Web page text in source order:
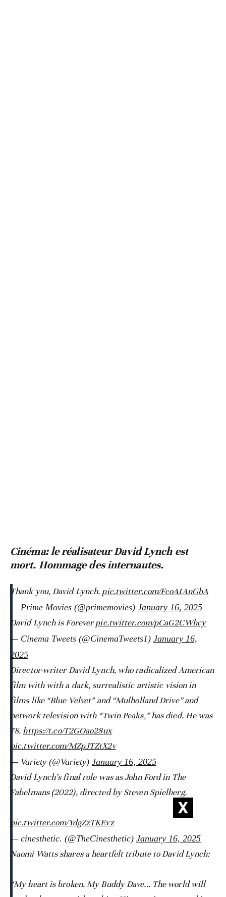
Cinéma: le réalisateur David Lynch est
mort. Hommage des internautes.
Thank you, David Lynch. pic.twitter.com/FcoAIAnGbA
— Prime Movies (@primemovies) January 16, 2025
David Lynch is Foreverpic.twitter.com/pCaG2CWhcy
— Cinema Tweets (@CinemaTweets1) January 16,
2025
Director-writer David Lynch, who radicalized American
film with with a dark, surrealistic artistic vision in
films like “Blue Velvet” and “Mulholland Drive” and
network television with “Twin Peaks,” has died. He was
78.https://t.co/T2GOao28ux
pic.twitter.com/MZpJTZtX2v
— Variety (@Variety) January 16, 2025
David Lynch’s final role was as John Ford in The
Fabelmans (2022), directed by Steven Spielberg.
pic.twitter.com/YdgZzTKEvz
— cinesthetic. (@TheCinesthetic) January 16, 2025
Naomi Watts shares a heartfelt tribute to David Lynch:
“My heart is broken. My Buddy Dave... The world will